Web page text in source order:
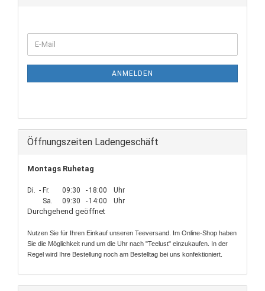
ANMELDEN
Öffnungszeiten Ladengeschäft
Montags Ruhetag
Di. - Fr. 09:30 - 18:00
Uhr
Sa.
09:30 - 14:00 Uhr
Durchgehend geöffnet
Nutzen Sie für Ihren Einkauf unseren Teeversand. Im Online-Shop haben
Sie die Möglichkeit rund um die Uhr nach "Teelust" einzukaufen. In der
Regel wird Ihre Bestellung noch am Bestelltag bei uns konfektioniert.